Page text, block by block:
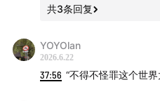
The Malay Archipelago
16:01 《鸟鸣时节：英国鸟类
《鸽子走路为什么摇
共3条回复
YOYOlan
2026.6.22
37:56 “不得不怪罪这个世